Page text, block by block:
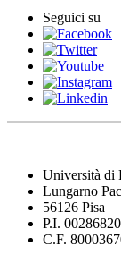
Seguici su
Università di
Lungarno
56126 Pisa
P.I.
C.F.